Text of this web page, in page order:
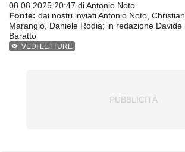
08.08.2025 20:47 diAntonio Noto
Fonte: dai nostri inviati Antonio Noto, Christian
Marangio, Daniele Rodia; in redazione Davide
Baratto
VEDI LETTURE